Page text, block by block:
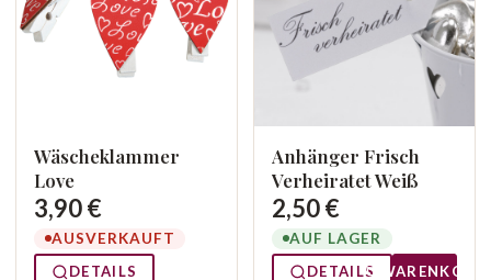
Wäscheklammer
Love
3,90 €
AUSVERKAUFT
DETAILS
Anhänger Frisch
Verheiratet Weiß
2,50 €
AUF LAGER
DETAILS
WARENKORB